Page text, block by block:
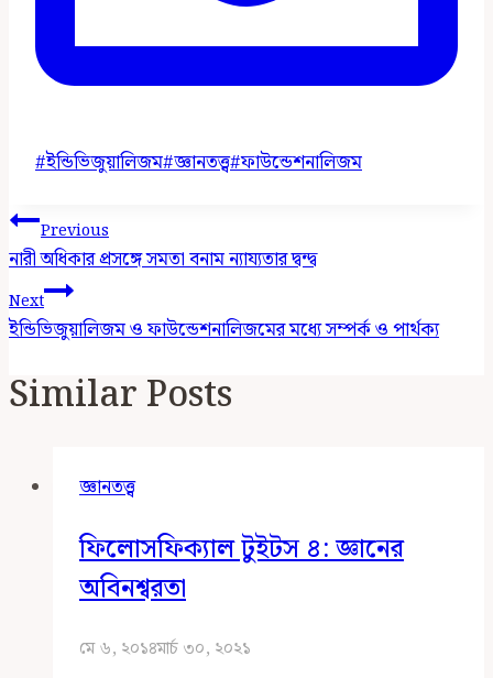
Post
#ইন্ডিভিজুয়ালিজম#জ্ঞানতত্ত্ব#ফাউন্ডেশনালিজম
Post
Navigation
Previous
নারী অধিকার প্রসঙ্গে সমতা বনাম ন্যায্যতার দ্বন্দ্ব
Next
ইন্ডিভিজুয়ালিজম ও ফাউন্ডেশনালিজমের মধ্যে সম্পর্ক ও পার্থক্য
Similar Posts
জ্ঞানতত্ত্ব
ফিলোসফিক্যাল টুইটস ৪: জ্ঞানের
অবিনশ্বরতা
মে ৬, ২০১৪মার্চ ৩০, ২০২১